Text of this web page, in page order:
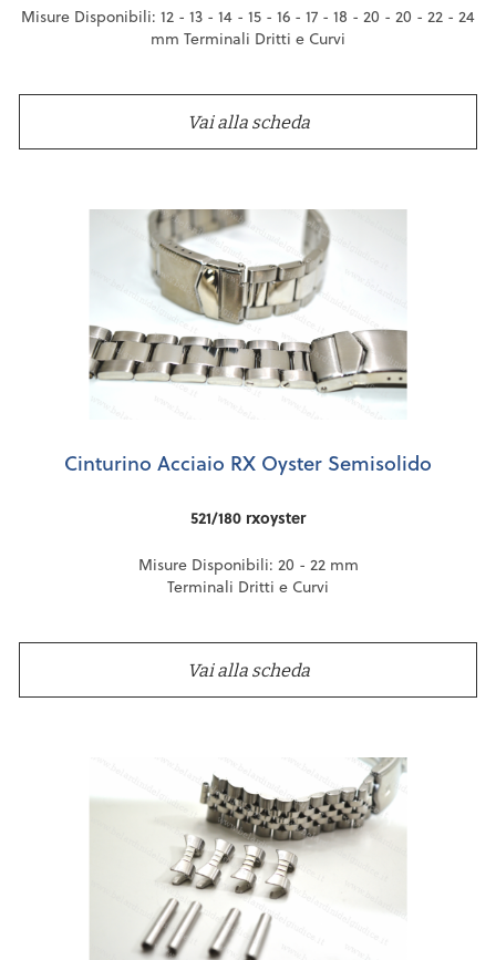
Misure Disponibili: 12 - 13 - 14 - 15 - 16 - 17 - 18 - 20 - 20 - 22 - 24
mm Terminali Dritti e Curvi
Vai alla scheda
Cinturino Acciaio RX Oyster Semisolido
521/180 rxoyster
Misure Disponibili: 20 - 22 mm
Terminali Dritti e Curvi
Vai alla scheda